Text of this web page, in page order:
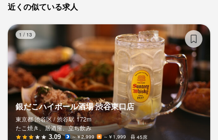
近くの似ている求人
1 / 13
銀だこハイボール酒場 渋谷東口店
東京都 渋谷区 / 渋谷駅 172m
たこ焼き、居酒屋、立ち飲み
3.09 ～￥2,999 ～￥1,999 45席